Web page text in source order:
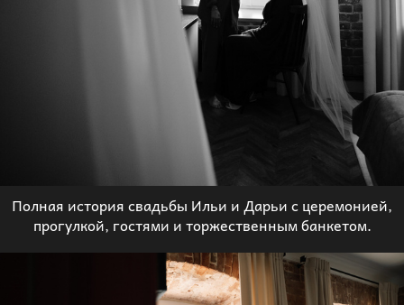
Полная история свадьбы Ильи и Дарьи с церемонией,
прогулкой, гостями и торжественным банкетом.